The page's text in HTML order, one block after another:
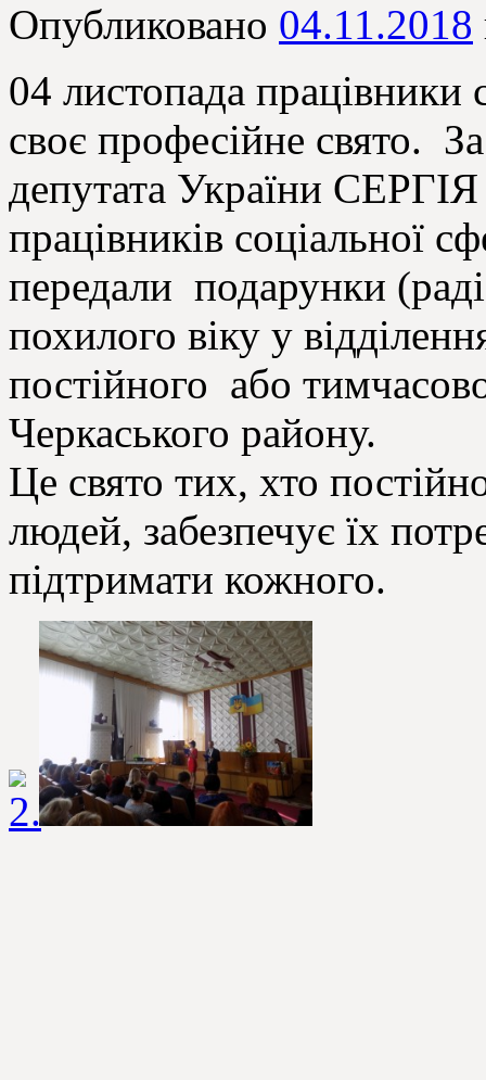
Опубликовано 04.11.2018
04 листопада працівники
своє професійне свято.
депутата України
працівників соціальної
передали подарунки
похилого віку у
постійного або
Черкаського району.
Це свято тих, хто
людей, забезпечує їх
підтримати кожного.